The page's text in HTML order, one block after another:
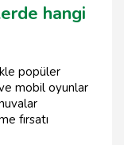
hangi
popüler
mobil oyunlar
fırsatı